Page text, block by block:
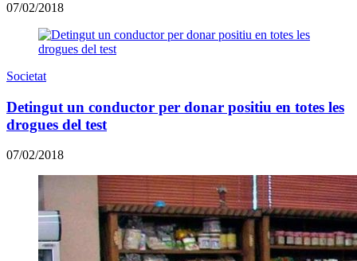
07/02/2018
Societat
Detingut un conductor per donar positiu en totes les
drogues del test
07/02/2018